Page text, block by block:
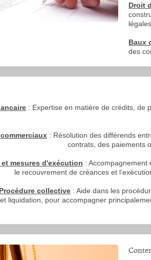
Droit
Baux
des
: Expertise en matière de crédits, de
: Résolution des différends
contrats, des paiements
et mesures d'exécution : Accompagnement
le recouvrement de créances et
Procédure collective: Aide dans les
liquidation, pour accompagner